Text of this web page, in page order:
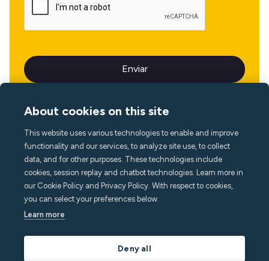
Idioma
About cookies on this site
This website uses various technologies to enable and improve
functionality and our services, to analyze site use, to collect
data, and for other purposes. These technologies include
cookies, session replay and chatbot technologies. Learn more in
our Cookie Policy and Privacy Policy. With respect to cookies,
you can select your preferences below.
Learn more
Deny all